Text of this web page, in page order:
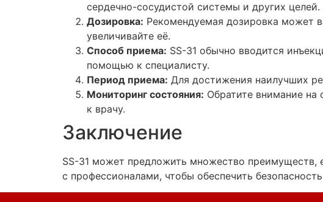
сердечно-сосудистой системы и других
Дозировка: Рекомендуемая дозировка может
увеличивайте её.
Способ приема: SS-31 обычно вводится
помощью к специалисту.
Период приема: Для достижения наилучших
Мониторинг состояния: Обратите внимание на
к врачу.
Заключение
SS-31 может предложить множество преимуществ,
с профессионалами, чтобы обеспечить